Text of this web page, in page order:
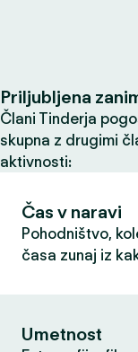
Priljubljena
Člani Tinderja
skupna z drugimi
aktivnosti:
Čas v naravi
Pohodništvo,
časa zunaj iz
Umetnost